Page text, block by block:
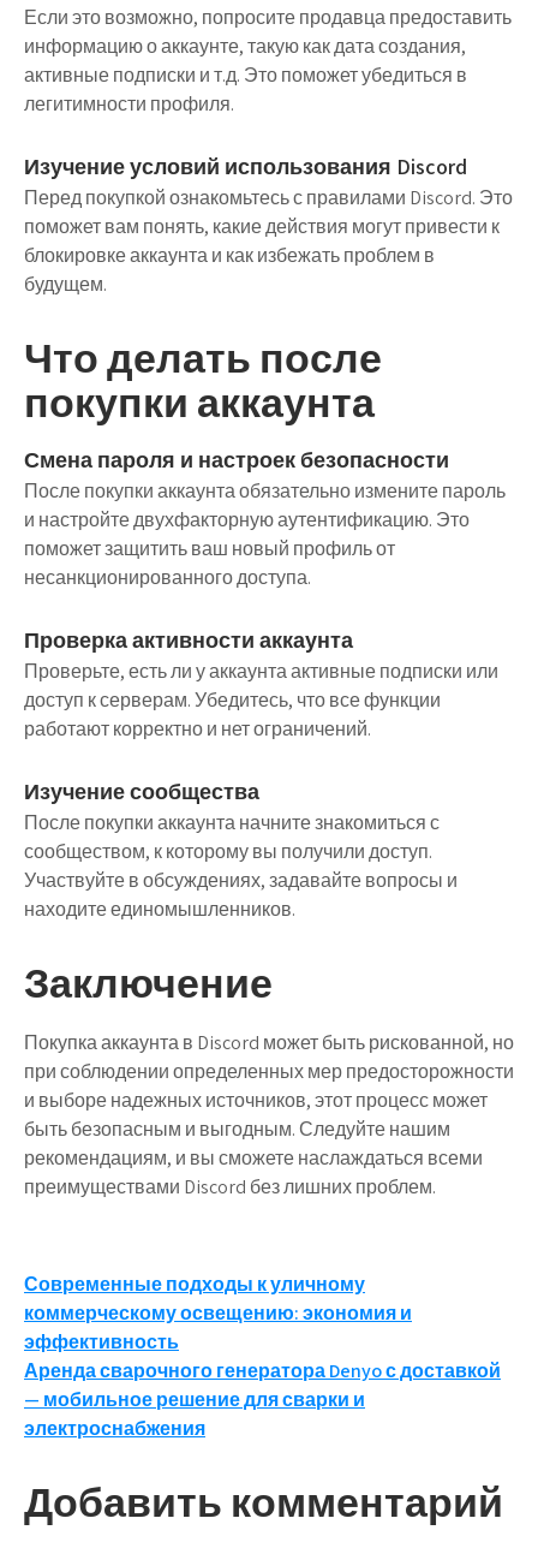
Если это возможно, попросите продавца предоставить
информацию о аккаунте, такую как дата создания,
активные подписки и т.д. Это поможет убедиться в
легитимности профиля.
Изучение условий использования Discord
Перед покупкой ознакомьтесь с правилами Discord. Это
поможет вам понять, какие действия могут привести к
блокировке аккаунта и как избежать проблем в
будущем.
Что делать после
покупки аккаунта
Смена пароля и настроек безопасности
После покупки аккаунта обязательно измените пароль
и настройте двухфакторную аутентификацию. Это
поможет защитить ваш новый профиль от
несанкционированного доступа.
Проверка активности аккаунта
Проверьте, есть ли у аккаунта активные подписки или
доступ к серверам. Убедитесь, что все функции
работают корректно и нет ограничений.
Изучение сообщества
После покупки аккаунта начните знакомиться с
сообществом, к которому вы получили доступ.
Участвуйте в обсуждениях, задавайте вопросы и
находите единомышленников.
Заключение
Покупка аккаунта в Discord может быть рискованной, но
при соблюдении определенных мер предосторожности
и выборе надежных источников, этот процесс может
быть безопасным и выгодным. Следуйте нашим
рекомендациям, и вы сможете наслаждаться всеми
преимуществами Discord без лишних проблем.
Навигация
по
записям
Современные подходы к уличному
коммерческому освещению: экономия и
эффективность
Аренда сварочного генератора Denyo с доставкой
— мобильное решение для сварки и
электроснабжения
Добавить комментарий